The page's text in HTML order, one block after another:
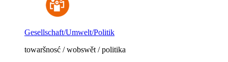
Gesellschaft/Umwelt/Politik
towaršnosć / wobswět / politika